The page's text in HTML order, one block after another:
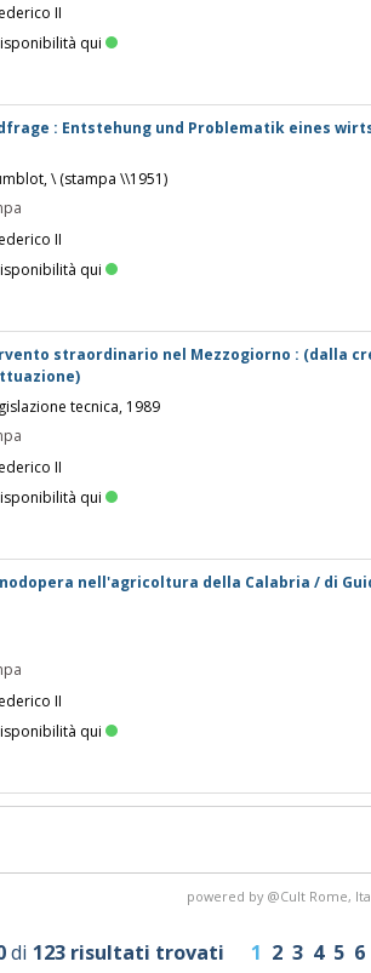
II
qui
: Entstehung und Problematik eines
\ (stampa \\1951)
II
qui
straordinario nel Mezzogiorno : (dalla
tecnica, 1989
II
qui
nell'agricoltura della Calabria / di
II
qui
di 123 risultati trovati 1 2 3 4 5 6
powered by @Cult Rome,